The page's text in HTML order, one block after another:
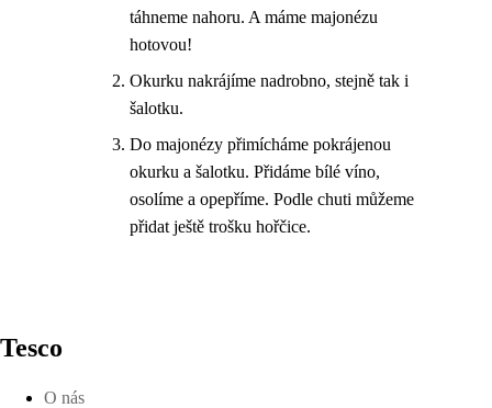
táhneme nahoru. A máme majonézu
hotovou!
Okurku nakrájíme nadrobno, stejně tak i
šalotku.
Do majonézy přimícháme pokrájenou
okurku a šalotku. Přidáme bílé víno,
osolíme a opepříme. Podle chuti můžeme
přidat ještě trošku hořčice.
Tesco
O nás